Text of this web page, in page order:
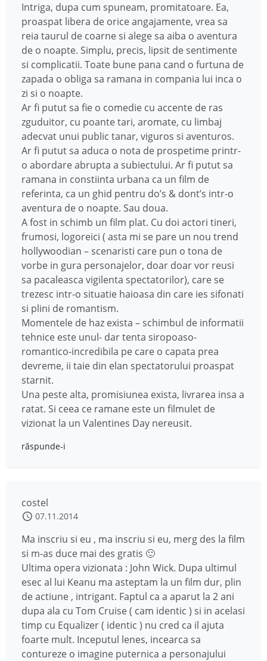
Intriga, dupa cum spuneam, promitatoare. Ea,
proaspat libera de orice angajamente, vrea sa
reia taurul de coarne si alege sa aiba o aventura
de o noapte. Simplu, precis, lipsit de sentimente
si complicatii. Toate bune pana cand o furtuna de
zapada o obliga sa ramana in compania lui inca o
zi si o noapte.
Ar fi putut sa fie o comedie cu accente de ras
zguduitor, cu poante tari, aromate, cu limbaj
adecvat unui public tanar, viguros si aventuros.
Ar fi putut sa aduca o nota de prospetime printr-
o abordare abrupta a subiectului. Ar fi putut sa
ramana in constiinta urbana ca un film de
referinta, ca un ghid pentru do’s & dont’s intr-o
aventura de o noapte. Sau doua.
A fost in schimb un film plat. Cu doi actori tineri,
frumosi, logoreici ( asta mi se pare un nou trend
hollywoodian – scenaristi care pun o tona de
vorbe in gura personajelor, doar doar vor reusi
sa pacaleasca vigilenta spectatorilor), care se
trezesc intr-o situatie haioasa din care ies sifonati
si plini de romantism.
Momentele de haz exista – schimbul de informatii
tehnice este unul- dar tenta siropoaso-
romantico-incredibila pe care o capata prea
devreme, ii taie din elan spectatorului proaspat
starnit.
Una peste alta, promisiunea exista, livrarea insa a
ratat. Si ceea ce ramane este un filmulet de
vizionat la un Valentines Day nereusit.
răspunde-i
costel
07.11.2014
Ma inscriu si eu , ma inscriu si eu, merg des la film
si m-as duce mai des gratis 🙂
Ultima opera vizionata : John Wick. Dupa ultimul
esec al lui Keanu ma asteptam la un film dur, plin
de actiune , intrigant. Faptul ca a aparut la 2 ani
dupa ala cu Tom Cruise ( cam identic ) si in acelasi
timp cu Equalizer ( identic ) nu cred ca il ajuta
foarte mult. Inceputul lenes, incearca sa
contureze o imagine puternica a personajului